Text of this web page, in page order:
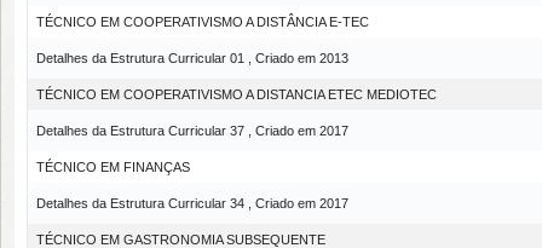
TÉCNICO EM COOPERATIVISMO A DISTÂNCIA E-TEC
Detalhes da Estrutura Curricular 01 , Criado em 2013
TÉCNICO EM COOPERATIVISMO A DISTANCIA ETEC MEDIOTEC
Detalhes da Estrutura Curricular 37 , Criado em 2017
TÉCNICO EM FINANÇAS
Detalhes da Estrutura Curricular 34 , Criado em 2017
TÉCNICO EM GASTRONOMIA SUBSEQUENTE